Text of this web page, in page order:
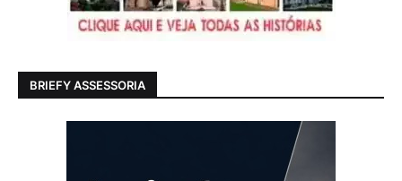
BRIEFY ASSESSORIA